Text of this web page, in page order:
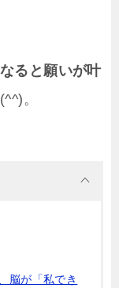
ると願いが叶
。
脳が「私でき